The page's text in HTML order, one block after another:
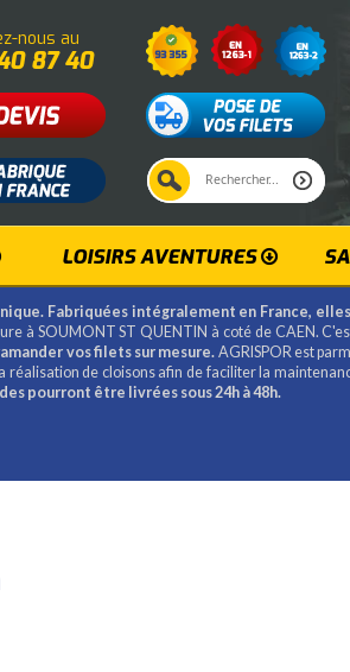
nous au
87 40
LOISIRS AVENTURES
Fabriquées intégralement en France,
à SOUMONT ST QUENTIN à coté de CAEN.
vos filets sur mesure. AGRISPOR est
de cloisons afin de faciliter la
pourront être livrées sous 24h à 48h.